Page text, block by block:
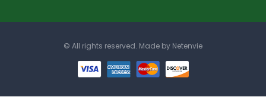
© All rights reserved. Made by Netenvie